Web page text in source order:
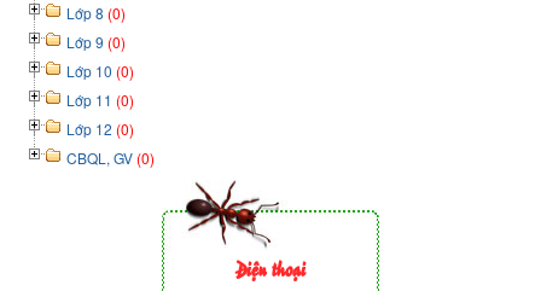
Lớp 8 (0)
Lớp 9 (0)
Lớp 10 (0)
Lớp 11 (0)
Lớp 12 (0)
CBQL, GV (0)
Điện thoại